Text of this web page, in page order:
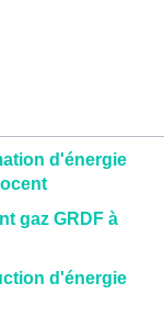
d'énergie
gaz GRDF à
d'énergie